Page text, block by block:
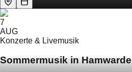
7
AUG
Konzerte & Livemusik
Sommermusik in Hamwarde